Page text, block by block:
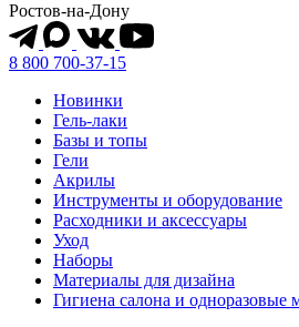
Ростов-на-Дону
8 800 700-37-15
Новинки
Гель-лаки
Базы и топы
Гели
Акрилы
Инструменты и оборудование
Расходники и аксессуары
Уход
Наборы
Материалы для дизайна
Гигиена салона и одноразовые